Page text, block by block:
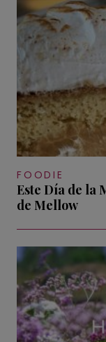
FOODIE
Este Día de la
de Mellow